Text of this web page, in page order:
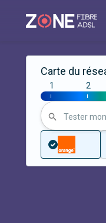
Carte du
|
1
|
2
Tester